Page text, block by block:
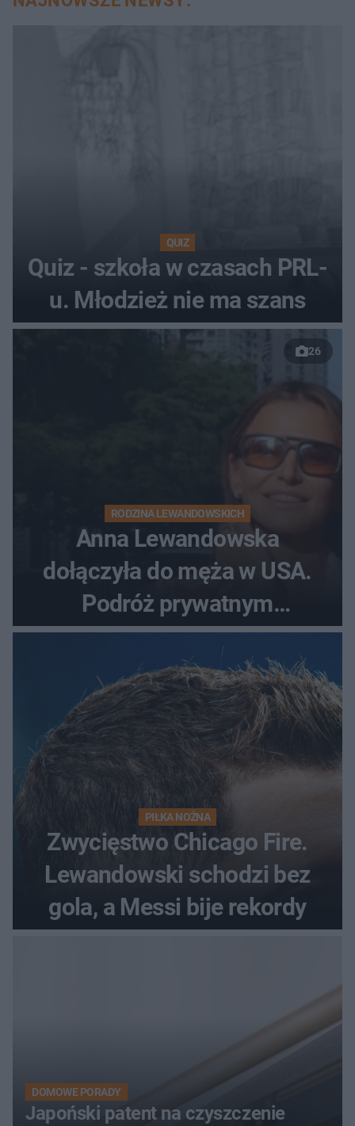
QUIZ
Quiz - szkoła w czasach PRL-
u. Młodzież nie ma szans
26
RODZINA LEWANDOWSKICH
Anna Lewandowska
dołączyła do męża w USA.
Podróż prywatnym
odrzutowcem to dopiero
początek!
PIŁKA NOŻNA
Zwycięstwo Chicago Fire.
Lewandowski schodzi bez
gola, a Messi bije rekordy
DOMOWE PORADY
Japoński patent na czyszczenie